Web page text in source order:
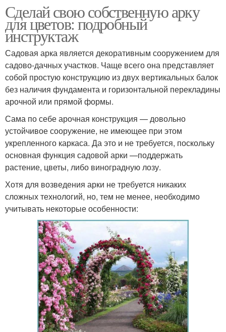
Сделай свою собственную арку
для цветов: подробный
инструктаж
Садовая арка является декоративным сооружением для
садово-дачных участков. Чаще всего она представляет
собой простую конструкцию из двух вертикальных балок
без наличия фундамента и горизонтальной перекладины
арочной или прямой формы.
Сама по себе арочная конструкция — довольно
устойчивое сооружение, не имеющее при этом
укрепленного каркаса. Да это и не требуется, поскольку
основная функция садовой арки —поддержать
растение, цветы, либо виноградную лозу.
Хотя для возведения арки не требуется никаких
сложных технологий, но, тем не менее, необходимо
учитывать некоторые особенности: